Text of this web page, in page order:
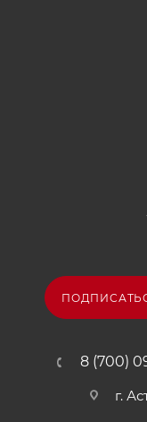
8 (700)
г.